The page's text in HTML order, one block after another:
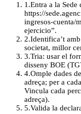
1 .Entra a la Sede
https://
ingresos-cuenta/
ejercicio”.
2.Identifica’t
societat, millor
3.Tria: usar el
disseny BOE
4.Omple dades
adreça; per a
Vincula cada
adreça).
5.Valida la